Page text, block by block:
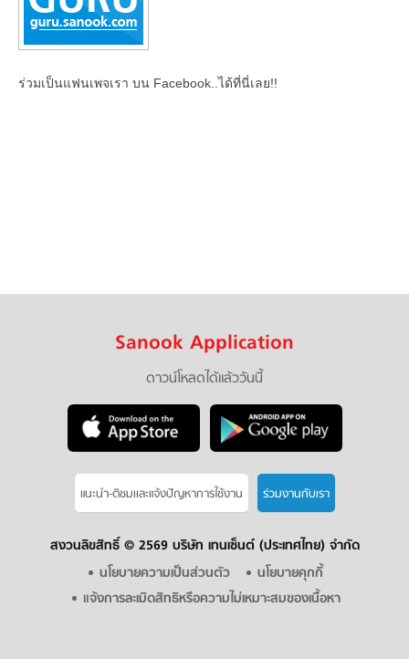
ร่วมเป็นแฟนเพจเรา บน Facebook..ได้ที่นี่เลย!!
Sanook Application
ดาวน์โหลดได้แล้ววันนี้
แนะนำ-ติชมเเละแจ้งปัญหาการใช้งาน ร่วมงานกับเรา
สงวนลิขสิทธิ์ © 2569 บริษัท เทนเซ็นต์ (ประเทศไทย) จำกัด
นโยบายความเป็นส่วนตัว
นโยบายคุกกี้
แจ้งการละเมิดสิทธิหรือความไม่เหมาะสมของเนื้อหา